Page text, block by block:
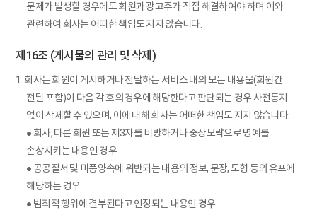
문제가 발생할 경우에도 회원과 광고주가 직접 해결하여야 하며 이와
관련하여 회사는 어떠한 책임도 지지 않습니다.
제16조 (게시물의 관리 및 삭제)
1. 회사는 회원이 게시하거나 전달하는 서비스 내의 모든 내용물(회원간
전달 포함)이 다음 각 호의 경우에 해당한다고 판단되는 경우 사전통지
없이 삭제할 수 있으며, 이에 대해 회사는 어떠한 책임도 지지 않습니다.
● 회사, 다른 회원 또는 제3자를 비방하거나 중상모략으로 명예를
손상시키는 내용인 경우
● 공공질서 및 미풍양속에 위반되는 내용의 정보, 문장, 도형 등의 유포에
해당하는 경우
● 범죄적 행위에 결부된다고 인정되는 내용인 경우